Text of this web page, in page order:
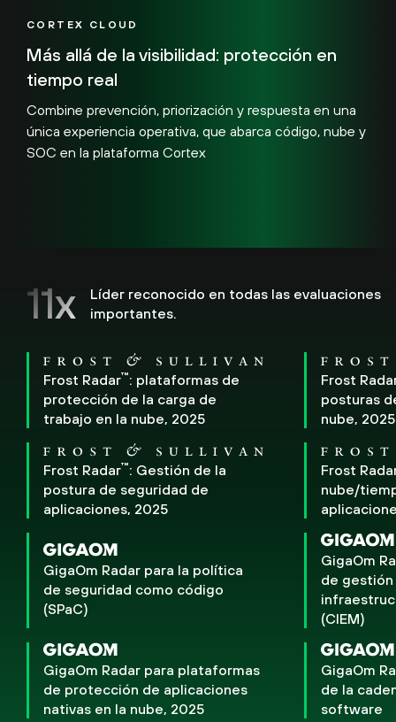
CORTEX CLOUD
Más allá de la visibilidad: protección en
tiempo real
Combine prevención, priorización y respuesta en una
única experiencia operativa, que abarca código, nube y
SOC en la plataforma Cortex
11x
Líder reconocido en todas las evaluaciones
importantes.
Frost Radar™: plataformas de
protección de la carga de
trabajo en la nube, 2025
Frost
posturas
nube, 2025
Frost Radar™: Gestión de la
postura de seguridad de
aplicaciones, 2025
Frost
nube/
GigaOm Radar para la política
de seguridad como código
(SPaC)
GigaOm
de
(CIEM)
GigaOm Radar para plataformas
de protección de aplicaciones
nativas en la nube, 2025
GigaOm
de la
software